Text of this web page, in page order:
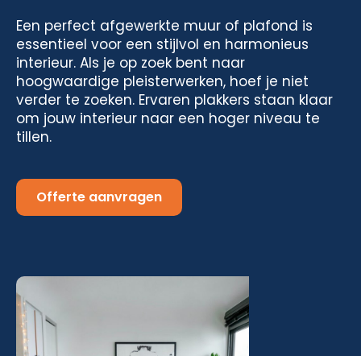
Een perfect afgewerkte muur of plafond is
essentieel voor een stijlvol en harmonieus
interieur. Als je op zoek bent naar
hoogwaardige pleisterwerken, hoef je niet
verder te zoeken. Ervaren plakkers staan klaar
om jouw interieur naar een hoger niveau te
tillen.
Offerte aanvragen